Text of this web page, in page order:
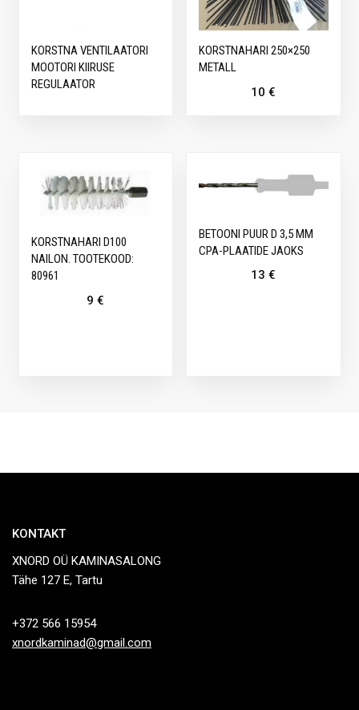
KORSTNA VENTILAATORI
MOOTORI KIIRUSE
REGULAATOR
KORSTNAHARI 250×250
METALL
10€
KORSTNAHARI D100
NAILON. TOOTEKOOD:
80961
9€
BETOONI PUUR D 3,5 MM
CPA-PLAATIDE JAOKS
13€
KONTAKT
XNORD OÜ KAMINASALONG
Tähe 127 E, Tartu
+372 566 15954
xnordkaminad@gmail.com